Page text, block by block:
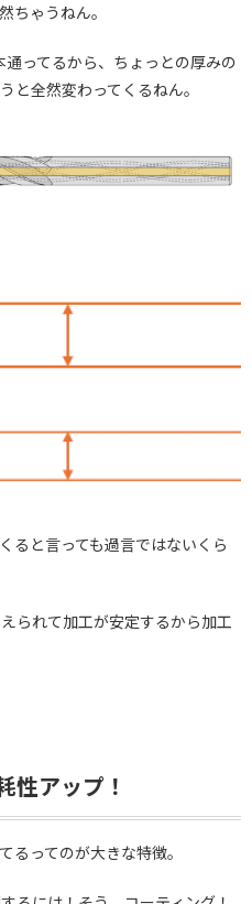
ちゃうねん。
ってるから、ちょっとの厚みの
と全然変わってくるねん。
ると言っても過言ではないくら
られて加工が安定するから加工
性アップ！
るってのが大きな特徴。